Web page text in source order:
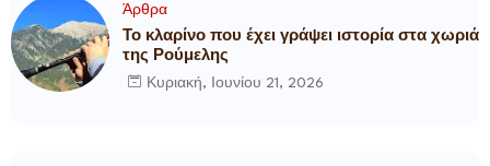
Άρθρα
Το κλαρίνο που έχει γράψει ιστορία στα χωριά
της Ρούμελης
Κυριακή, Ιουνίου 21, 2026